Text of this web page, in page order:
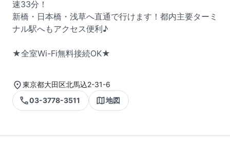
速33分！
新橋・日本橋・浅草へ直通で行けます！都内主要ターミ
ナル駅へもアクセス便利♪
★全室Wi-Fi無料接続OK★
東京都大田区北馬込2-31-6
03-3778-3511
地図